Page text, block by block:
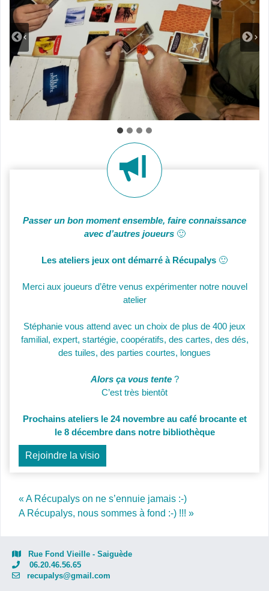
Passer un bon moment ensemble, faire connaissance
avec d’autres joueurs 🙂
Les ateliers jeux ont démarré à Récupalys 🙂
Merci aux joueurs d’être venus expérimenter notre nouvel
atelier
Stéphanie vous attend avec un choix de plus de 400 jeux
familial, expert, startégie, coopératifs, des cartes, des dés,
des tuiles, des parties courtes, longues
Alors ça vous tente ?
C’est très bientôt
Prochains ateliers le 24 novembre au café brocante et
le 8 décembre dans notre bibliothèque
Rejoindre la visio
Post navigation
« A Récupalys on ne s’ennuie jamais :-)
A Récupalys, nous sommes à fond :-) !!! »
Rue Fond Vieille - Saiguède
06.20.46.56.65
recupalys@gmail.com